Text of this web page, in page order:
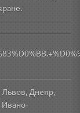
Львов, Днепр,
Ивано-